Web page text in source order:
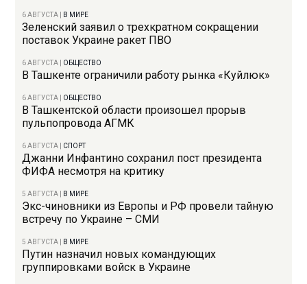
6 АВГУСТА В МИРЕ
Зеленский заявил о трехкратном сокращении
поставок Украине ракет ПВО
6 АВГУСТА ОБЩЕСТВО
В Ташкенте ограничили работу рынка «Куйлюк»
6 АВГУСТА ОБЩЕСТВО
В Ташкентской области произошел прорыв
пульпопровода АГМК
6 АВГУСТА СПОРТ
Джанни Инфантино сохранил пост президента
ФИФА несмотря на критику
5 АВГУСТА В МИРЕ
Экс-чиновники из Европы и РФ провели тайную
встречу по Украине – СМИ
5 АВГУСТА В МИРЕ
Путин назначил новых командующих
группировками войск в Украине